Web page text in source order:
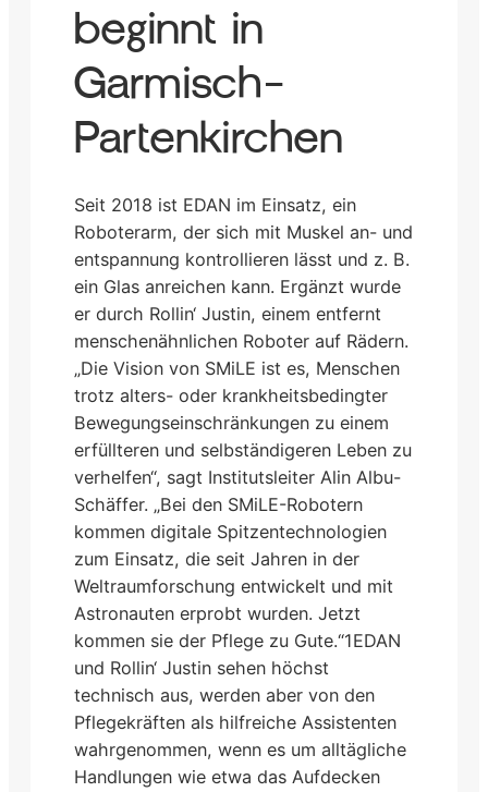
beginnt in
Garmisch-
Partenkirchen
Seit 2018 ist EDAN im Einsatz, ein
Roboterarm, der sich mit Muskel an- und
entspannung kontrollieren lässt und z. B.
ein Glas anreichen kann. Ergänzt wurde
er durch Rollin‘ Justin, einem entfernt
menschenähnlichen Roboter auf Rädern.
„Die Vision von SMiLE ist es, Menschen
trotz alters- oder krankheitsbedingter
Bewegungseinschränkungen zu einem
erfüllteren und selbständigeren Leben zu
verhelfen“, sagt Institutsleiter Alin Albu-
Schäffer. „Bei den SMiLE-Robotern
kommen digitale Spitzentechnologien
zum Einsatz, die seit Jahren in der
Weltraumforschung entwickelt und mit
Astronauten erprobt wurden. Jetzt
kommen sie der Pflege zu Gute.“1EDAN
und Rollin‘ Justin sehen höchst
technisch aus, werden aber von den
Pflegekräften als hilfreiche Assistenten
wahrgenommen, wenn es um alltägliche
Handlungen wie etwa das Aufdecken